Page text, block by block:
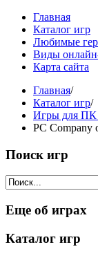
Главная
Каталог игр
Любимые
Виды
Карта сайта
Главная/
Каталог игр/
Игры для ПК
PC Company
Поиск игр
Еще об играх
Каталог игр